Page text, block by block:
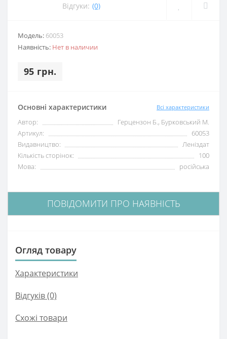
Відгуки: (0)
Модель: 60053
Наявність: Нет в наличии
95 грн.
Основні характеристики Всі характеристики
Автор:
Герцензон Б., Бурковський М.
Артикул:
60053
Видавництво:
Леніздат
Кількість сторінок:
100
Мова:
російська
ПОВІДОМИТИ ПРО НАЯВНІСТЬ
Огляд товару
Характеристики
Відгуків (0)
Схожі товари